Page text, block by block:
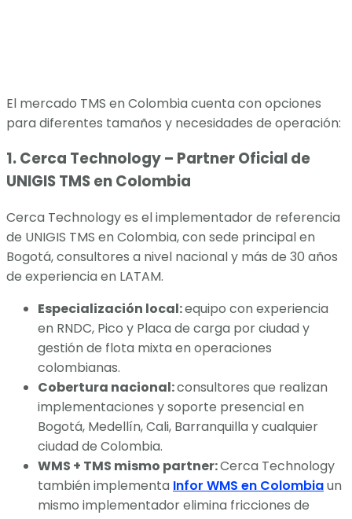
El mercado TMS en Colombia cuenta con opciones
para diferentes tamaños y necesidades de operación:
1. Cerca Technology – Partner Oficial de
UNIGIS TMS en Colombia
Cerca Technology es el implementador de referencia
de UNIGIS TMS en Colombia, con sede principal en
Bogotá, consultores a nivel nacional y más de 30 años
de experiencia en LATAM.
Especialización local:equipo con experiencia
en RNDC, Pico y Placa de carga por ciudad y
gestión de flota mixta en operaciones
colombianas.
Cobertura nacional:consultores que realizan
implementaciones y soporte presencial en
Bogotá, Medellín, Cali, Barranquilla y cualquier
ciudad de Colombia.
WMS + TMS mismo partner:Cerca Technology
también implementa Infor WMS en Colombiaun
mismo implementador elimina fricciones de